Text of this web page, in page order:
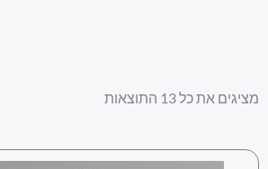
מציגים את כל ⁦13⁩ התוצאות
ממוין
פופולריות